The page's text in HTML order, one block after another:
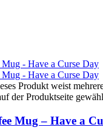
Produkt weist
der Produktseite
Mug – Have a